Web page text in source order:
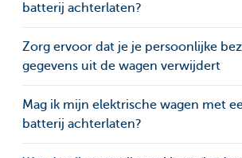
batterij achterlaten?
Zorg ervoor dat je je persoonlijke
gegevens uit de wagen verwijdert
Mag ik mijn elektrische wagen met
batterij achterlaten?